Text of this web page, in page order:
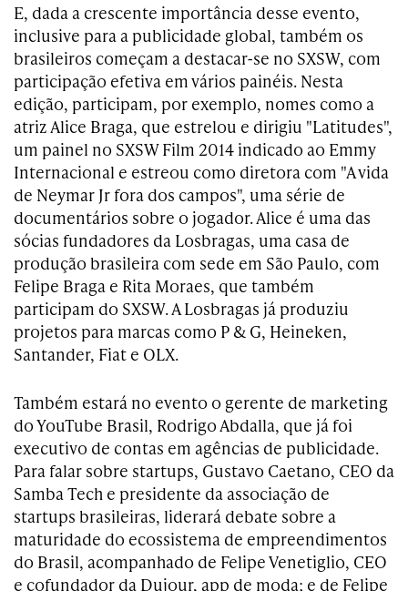
E, dada a crescente importância desse evento,
inclusive para a publicidade global, também os
brasileiros começam a destacar-se no SXSW, com
participação efetiva em vários painéis. Nesta
edição, participam, por exemplo, nomes como a
atriz Alice Braga, que estrelou e dirigiu "Latitudes",
um painel no SXSW Film 2014 indicado ao Emmy
Internacional e estreou como diretora com "A vida
de Neymar Jr fora dos campos", uma série de
documentários sobre o jogador. Alice é uma das
sócias fundadores da Losbragas, uma casa de
produção brasileira com sede em São Paulo, com
Felipe Braga e Rita Moraes, que também
participam do SXSW. A Losbragas já produziu
projetos para marcas como P & G, Heineken,
Santander, Fiat e OLX.
Também estará no evento o gerente de marketing
do YouTube Brasil, Rodrigo Abdalla, que já foi
executivo de contas em agências de publicidade.
Para falar sobre startups, Gustavo Caetano, CEO da
Samba Tech e presidente da associação de
startups brasileiras, liderará debate sobre a
maturidade do ecossistema de empreendimentos
do Brasil, acompanhado de Felipe Venetiglio, CEO
e cofundador da Dujour, app de moda; e de Felipe